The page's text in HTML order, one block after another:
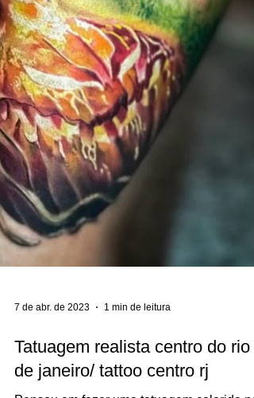
7 de abr. de 2023 1 min de leitura
Tatuagem realista centro do rio